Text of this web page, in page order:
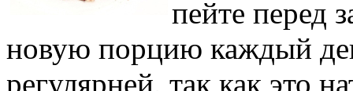
пейте перед
новую порцию каждый
регулярней, так как это